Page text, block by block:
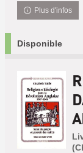
Plus d'infos
Disponible